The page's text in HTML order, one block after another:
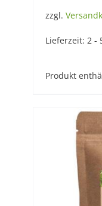
zzgl.
Lieferzeit: 2 -
Produkt